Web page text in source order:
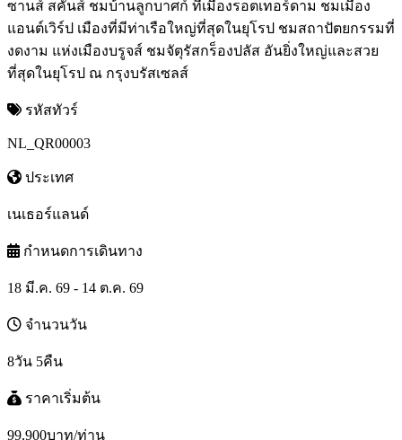
ซานส์ สคันส์ ชมบ้านลูกบาศก์ ที่เมืองรอตเทอร์ดาม ชมเมือง
แอนต์เวิร์ป เมืองที่มีท่าเรือใหญ่ที่สุดในยุโรป ชมสถาปัตยกรรมที่
งดงาม แห่งเมืองบรูจส์ ชมจัตุรัสกร็องปลัส อันยิ่งใหญ่และสวย
ที่สุดในยุโรป ณ กรุงบรัสเซลส์
รหัสทัวร์
NL_QR00003
ประเทศ
เนเธอร์แลนด์
กำหนดการเดินทาง
18 มี.ค. 69 - 14 ต.ค. 69
จำนวนวัน
8วัน 5คืน
ราคาเริ่มต้น
99,900บาท/ท่าน